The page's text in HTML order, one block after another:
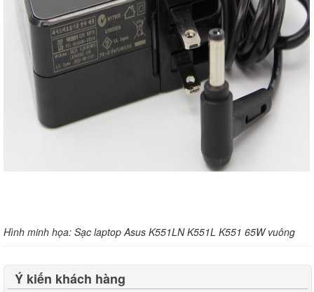
Hình minh họa: Sạc laptop Asus K551LN K551L K551 65W vuông
Ý kiến khách hàng